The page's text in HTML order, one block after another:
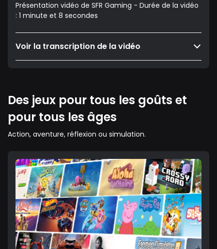
Présentation vidéo de SFR Gaming - Durée de la vidéo
: 1 minute et 8 secondes
Voir la transcription de la vidéo
Des jeux pour tous les goûts et
pour tous les âges
Action, aventure, réflexion ou simulation.